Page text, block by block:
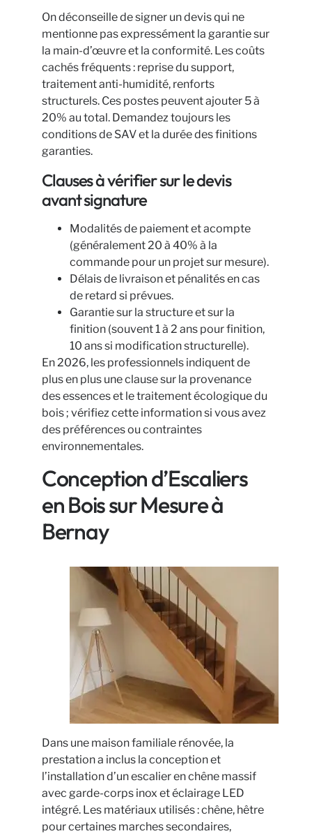
On déconseille de signer un devis qui ne
mentionne pas expressément la garantie sur
la main-d’œuvre et la conformité. Les coûts
cachés fréquents : reprise du support,
traitement anti-humidité, renforts
structurels. Ces postes peuvent ajouter 5 à
20% au total. Demandez toujours les
conditions de SAV et la durée des finitions
garanties.
Clauses à vérifier sur le devis
avant signature
Modalités de paiement et acompte
(généralement 20 à 40% à la
commande pour un projet sur mesure).
Délais de livraison et pénalités en cas
de retard si prévues.
Garantie sur la structure et sur la
finition (souvent 1 à 2 ans pour finition,
10 ans si modification structurelle).
En 2026, les professionnels indiquent de
plus en plus une clause sur la provenance
des essences et le traitement écologique du
bois ; vérifiez cette information si vous avez
des préférences ou contraintes
environnementales.
Conception d’Escaliers
en Bois sur Mesure à
Bernay
Dans une maison familiale rénovée, la
prestation a inclus la conception et
l’installation d’un escalier en chêne massif
avec garde-corps inox et éclairage LED
intégré. Les matériaux utilisés : chêne, hêtre
pour certaines marches secondaires,